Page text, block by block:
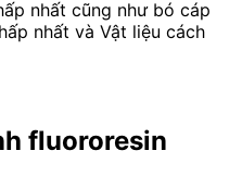
nhất cũng như bó cáp
nhất và Vật liệu cách
fluororesin